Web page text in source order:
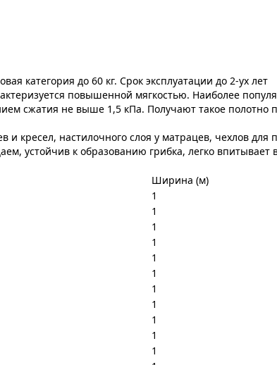
категория до 60 кг. Срок эксплуатации до 2-ух лет
повышенной мягкостью. Наиболее
сжатия не выше 1,5 кПа. Получают такое полотно
кресел, настилочного слоя у матрацев, чехлов
устойчив к образованию грибка, легко
Ширина (м)
1
1
1
1
1
1
1
1
1
1
1